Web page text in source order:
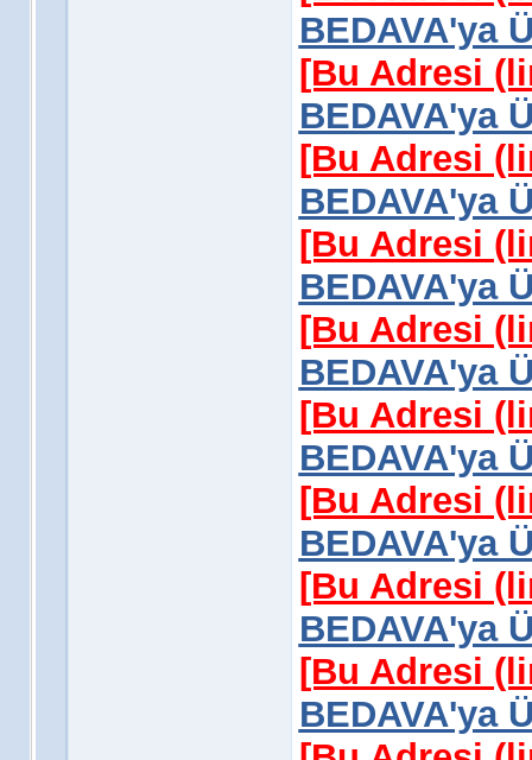
BEDAVA'ya
[Bu Adresi
BEDAVA'ya
[Bu Adresi
BEDAVA'ya
[Bu Adresi
BEDAVA'ya
[Bu Adresi
BEDAVA'ya
[Bu Adresi
BEDAVA'ya
[Bu Adresi
BEDAVA'ya
[Bu Adresi
BEDAVA'ya
[Bu Adresi
BEDAVA'ya